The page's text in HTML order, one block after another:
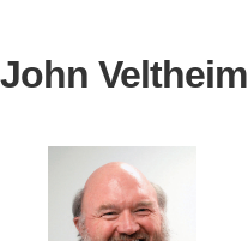
John Veltheim